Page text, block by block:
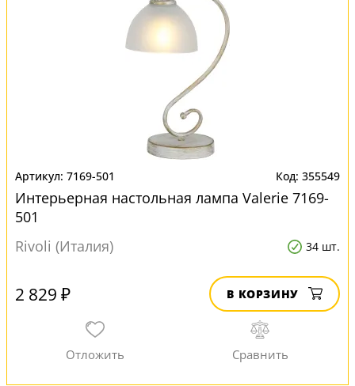
7169-501 355549
Интерьерная настольная лампа Valerie 7169-
501
Rivoli (Италия)
34 шт.
2 829 ₽ В КОРЗИНУ